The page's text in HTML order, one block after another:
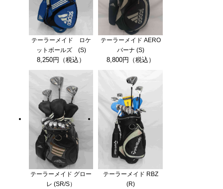
テーラーメイド ロケ
ットボールズ (S)
8,250円（税込）
テーラーメイド AERO
バーナ (S)
8,800円（税込）
テーラーメイド グロー
レ (SR/S）
テーラーメイド RBZ
(R)